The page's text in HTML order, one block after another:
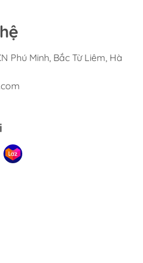
cao, giúp thao tác đóng
ái và không gây tiếng động
TIỆN LỢI
rộng rãi với kích thước lớn
bạn thoải mái phân loại và
trữ bên trong, mặt tủ rộng
như một kệ trang trí để đặt
các vật dụng thường dùng
kỳ tối giản, tạo nên một
Phú Minh, Bắc Từ Liêm, Hà